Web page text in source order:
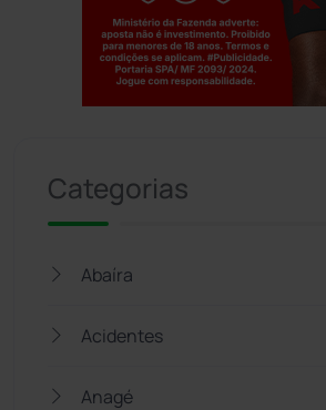
Categorias
Abaíra
Acidentes
Anagé